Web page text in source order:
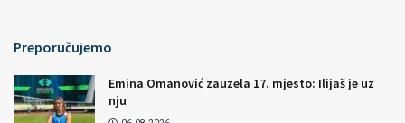
Preporučujemo
Emina Omanović zauzela 17. mjesto: Ilijaš je uz
nju